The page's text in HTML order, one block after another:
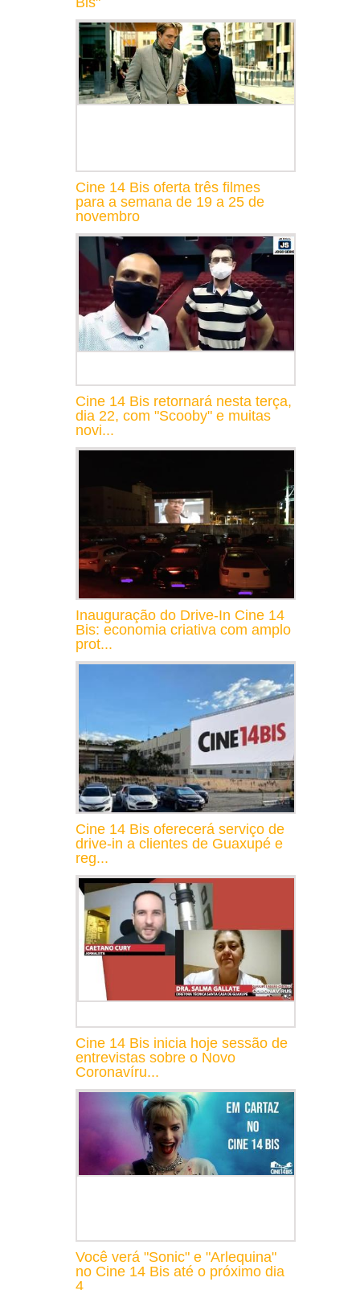
Cine 14 Bis oferta três filmes
para a semana de 19 a 25 de
novembro
Cine 14 Bis retornará nesta terça,
dia 22, com "Scooby" e muitas
novi...
Inauguração do Drive-In Cine 14
Bis: economia criativa com amplo
prot...
Cine 14 Bis oferecerá serviço de
drive-in a clientes de Guaxupé e
reg...
Cine 14 Bis inicia hoje sessão de
entrevistas sobre o Novo
Coronavíru...
Você verá "Sonic" e "Arlequina"
no Cine 14 Bis até o próximo dia
4